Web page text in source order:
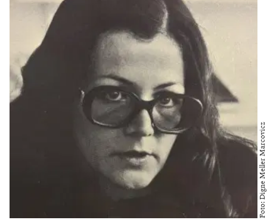
Foto: Digne Meller Marcovicz